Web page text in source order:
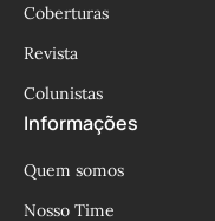
Coberturas
Revista
Colunistas
Informações
Quem somos
Nosso Time